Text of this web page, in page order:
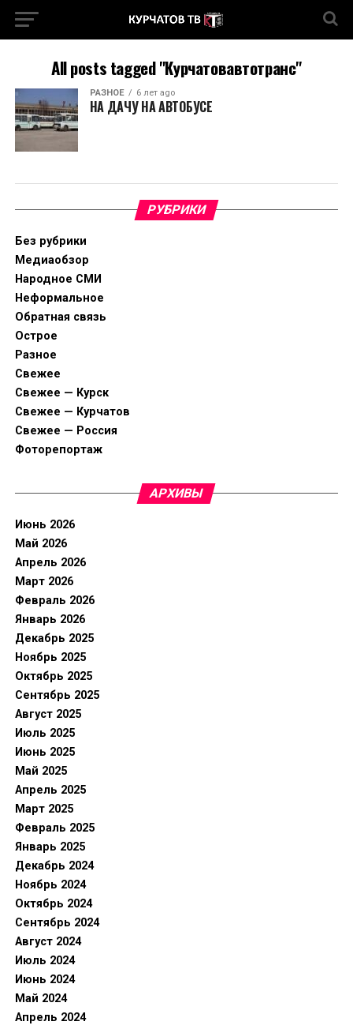
All posts tagged "Курчатовавтотранс"
РАЗНОЕ 6 лет ago
НА ДАЧУ НА АВТОБУСЕ
РУБРИКИ
Без рубрики
Медиаобзор
Народное СМИ
Неформальное
Обратная связь
Острое
Разное
Свежее
Свежее — Курск
Свежее — Курчатов
Свежее — Россия
Фоторепортаж
АРХИВЫ
Июнь 2026
Май 2026
Апрель 2026
Март 2026
Февраль 2026
Январь 2026
Декабрь 2025
Ноябрь 2025
Октябрь 2025
Сентябрь 2025
Август 2025
Июль 2025
Июнь 2025
Май 2025
Апрель 2025
Март 2025
Февраль 2025
Январь 2025
Декабрь 2024
Ноябрь 2024
Октябрь 2024
Сентябрь 2024
Август 2024
Июль 2024
Июнь 2024
Май 2024
Апрель 2024